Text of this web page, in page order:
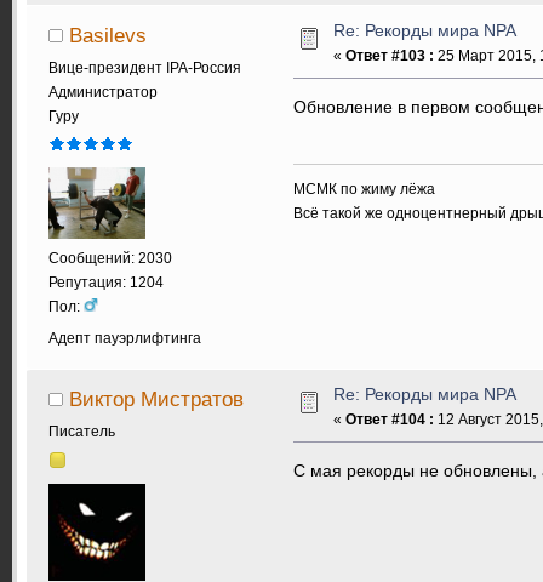
Basilevs
Вице-президент IPA-Россия
Администратор
Гуру
Сообщений: 2030
Репутация: 1204
Пол:
Адепт пауэрлифтинга
Re: Рекорды мира NPA
« Ответ #103 : 25 Март 2015,
Обновление в первом
МСМК по жиму лёжа
Всё такой же одноцентнерный
Виктор Мистратов
Писатель
Re: Рекорды мира NPA
« Ответ #104 : 12 Август
С мая рекорды не обновлены,